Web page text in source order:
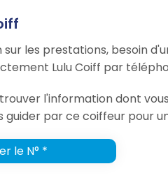
sur les prestations, besoin
Lulu Coiff par
l'information dont
guider par ce coiffeur pour
le N° *